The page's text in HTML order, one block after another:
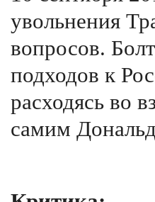
увольнения
вопросов.
подходов к
расходясь во
самим